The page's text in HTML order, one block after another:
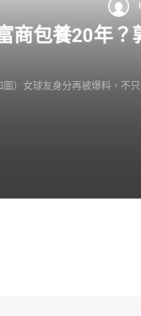
商包養20年
）女球友身分再被爆料，不只